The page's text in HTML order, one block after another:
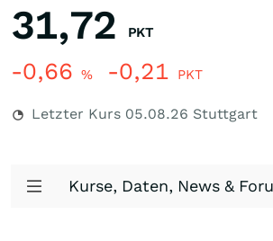
31,72 PKT
-0,66 % -0,21 PKT
Letzter Kurs 05.08.26 Stuttgart
Kurse, Daten, News &